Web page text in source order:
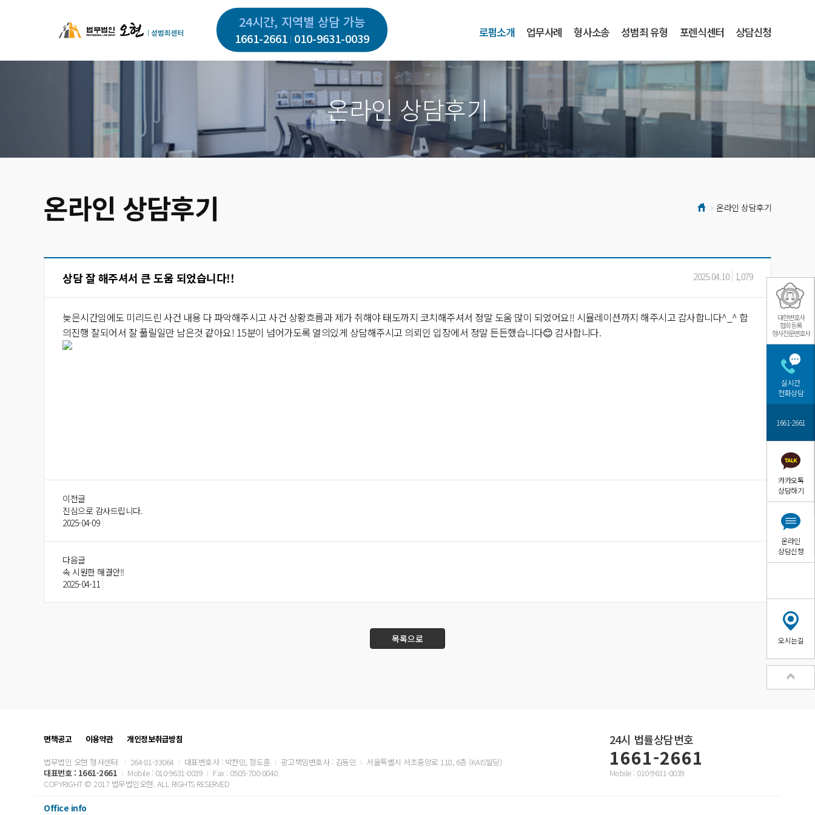
츠
24시간, 지역별 상담 가능
1661-2661 010-9631-0039 로펌소개 업무사례 형사소송 성범죄 유형 포렌식센터 상담신청
온라인 상담후기
온라인 상담후기 온라인 상담후기
2025.04.10 1,079
상담 잘 해주셔서 큰 도움 되었습니다!!
늦은시간임에도 미리드린 사건 내용 다 파악해주시고 사건 상황흐름과 제가 취해야 태도까지 코치해주셔서 정말 도움 많이 되었어요!! 시뮬레이션까지 해주시고 감사합니다^_^ 합
의진행 잘되어서 잘 풀릴일만 남은것 같아요! 15분이 넘어가도록 열의있게 상담해주시고 의뢰인 입장에서 정말 든든했습니다😊 감사합니다.
이전글
진심으로 감사드립니다.
2025-04-09
다음글
속 시원한 해결안!!
2025-04-11
목록으로
면책공고 이용약관
개인정보취급방침
법무법인 오현 형사센터
264-81-33064 대표변호사 : 박찬민, 정도훈 광고책임변호사 : 김동민
서울특별시 서초중앙로 118, 6층 (KAIS빌딩)
대표번호 : 1661-2661 Mobile : 010-9631-0039
Fax : 0505-700-0040
COPYRIGHT © 2017 법무법인오현. ALL RIGHTS RESERVED
24시 법률상담번호
1661-2661
Mobile : 010-9631-0039
Office info
대한변호사
협회등록
형사전문변호사
실시간
전화상담
1661-2661
카카오톡
상담하기
온라인
상담신청
오시는길